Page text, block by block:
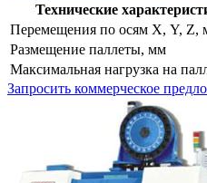
Технические
Перемещения по осям Х, Y, Z,
Размещение паллеты, мм
Максимальная нагрузка на
Запросить коммерческое